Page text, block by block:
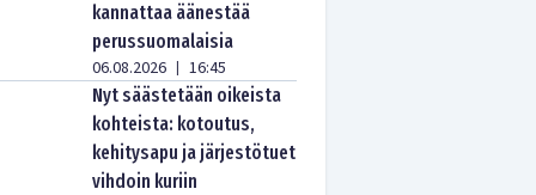
kannattaa äänestää
perussuomalaisia
06.08.2026 | 16:45
Nyt säästetään oikeista
kohteista: kotoutus,
kehitysapu ja järjestötuet
vihdoin kuriin